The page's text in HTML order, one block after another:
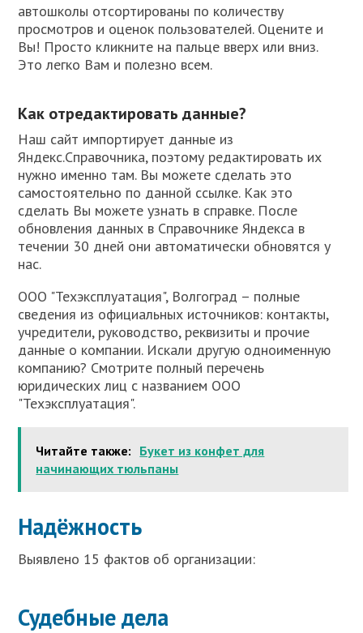
автошколы отсортированы по количеству
просмотров и оценок пользователей. Оцените и
Вы! Просто кликните на пальце вверх или вниз.
Это легко Вам и полезно всем.
Как отредактировать данные?
Наш сайт импортирует данные из
Яндекс.Справочника, поэтому редактировать их
нужно именно там. Вы можете сделать это
самостоятельно по данной ссылке. Как это
сделать Вы можете узнать в справке. После
обновления данных в Справочнике Яндекса в
течении 30 дней они автоматически обновятся у
нас.
ООО "Техэксплуатация", Волгоград – полные
сведения из официальных источников: контакты,
учредители, руководство, реквизиты и прочие
данные о компании. Искали другую одноименную
компанию? Смотрите полный перечень
юридических лиц с названием ООО
"Техэксплуатация".
Читайте также: Букет из конфет для
начинающих тюльпаны
Надёжность
Выявлено 15 фактов об организации:
Судебные дела